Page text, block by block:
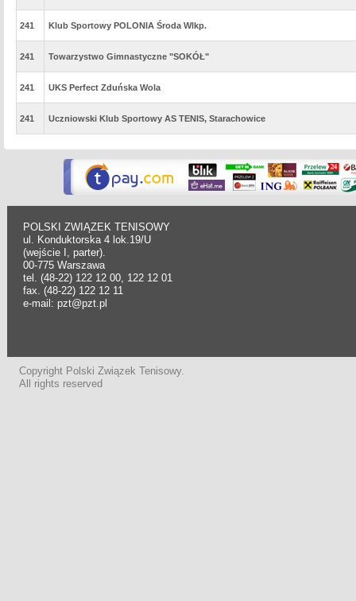
241 Klub Sportowy POLONIA Środa Wlkp.
241 Towarzystwo Gimnastyczne "SOKÓŁ"
241 UKS Perfect Zduńska Wola
241 Uczniowski Klub Sportowy AS TENIS, Starachowice
POLSKI ZWIĄZEK TENISOWY
ul. Konduktorska 4 lok.19/U
(wejście I, parter).
00-775 Warszawa
tel. (48-22) 122 12 00, 122 12 01
fax. (48-22) 122 12 11
e-mail: pzt@pzt.pl
Copyright Polski Związek Tenisowy.
All rights reserved